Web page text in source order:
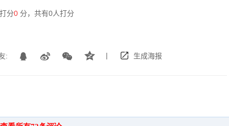
分0 分，共有0人打分
: | 生成海报